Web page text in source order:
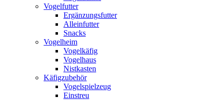
Vogelfutter
Ergänzungsfutter
Alleinfutter
Snacks
Vogelheim
Vogelkäfig
Vogelhaus
Nistkasten
Käfigzubehör
Vogelspielzeug
Einstreu